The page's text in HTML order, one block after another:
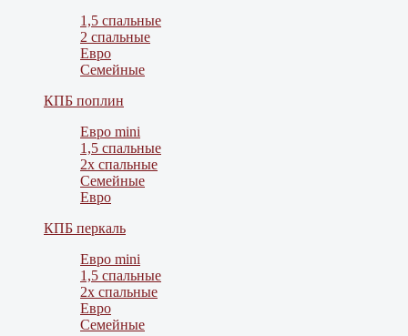
1,5 спальные
2 спальные
Евро
Семейные
КПБ поплин
Евро mini
1,5 спальные
2х спальные
Семейные
Евро
КПБ перкаль
Евро mini
1,5 спальные
2х спальные
Евро
Семейные